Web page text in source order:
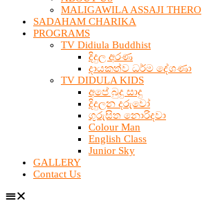
MALIGAWILA ASSAJI THERO
SADAHAM CHARIKA
PROGRAMS
TV Didiula Buddhist
දිදුල අරණ
දායකත්ව ධර්ම දේශණා
TV DIDULA KIDS
අපේ බුදු සාදු
දිදුලන දරුවෝ
ගුරුසිත නොරිදවා
Colour Man
English Class
Junior Sky
GALLERY
Contact Us